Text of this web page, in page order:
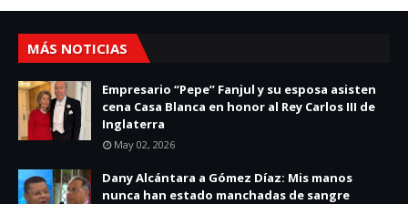
MÁS NOTICIAS
Empresario “Pepe” Fanjul y su esposa asisten
cena Casa Blanca en honor al Rey Carlos III de
Inglaterra
May 02, 2026
Dany Alcántara a Gómez Díaz: Mis manos
nunca han estado manchadas de sangre